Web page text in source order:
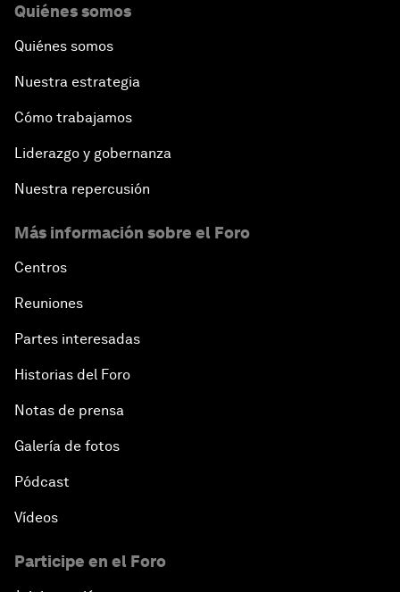
Quiénes somos
Quiénes somos
Nuestra estrategia
Cómo trabajamos
Liderazgo y gobernanza
Nuestra repercusión
Más información sobre el Foro
Centros
Reuniones
Partes interesadas
Historias del Foro
Notas de prensa
Galería de fotos
Pódcast
Vídeos
Participe en el Foro